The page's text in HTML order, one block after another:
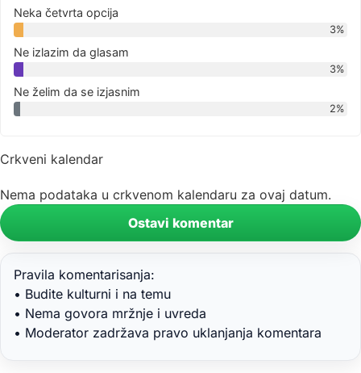
Neka četvrta opcija
3%
Ne izlazim da glasam
3%
Ne želim da se izjasnim
2%
Crkveni kalendar
Nema podataka u crkvenom kalendaru za ovaj datum.
Ostavi komentar
Pravila komentarisanja:
• Budite kulturni i na temu
• Nema govora mržnje i uvreda
• Moderator zadržava pravo uklanjanja komentara